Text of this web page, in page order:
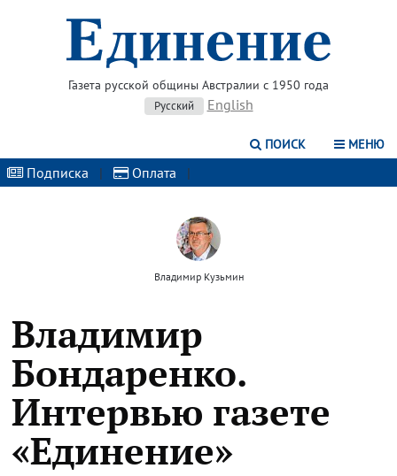
Газета русской общины Австралии с 1950 года
Русский English
ПОИСК МЕНЮ
Подписка | Оплата |
Владимир Кузьмин
Владимир
Бондаренко.
Интервью газете
«Единение»